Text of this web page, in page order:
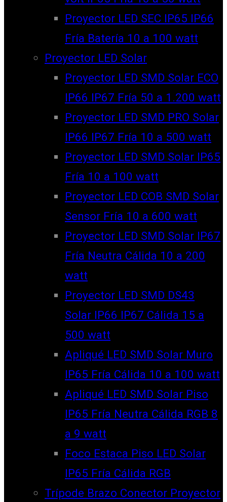
Proyector LED SEC IP65 IP66
Fría Batería 10 a 100 watt
Proyector LED Solar
Proyector LED SMD Solar ECO
IP66 IP67 Fría 50 a 1.200 watt
Proyector LED SMD PRO Solar
IP66 IP67 Fría 10 a 500 watt
Proyector LED SMD Solar IP65
Fría 10 a 100 watt
Proyector LED COB SMD Solar
Sensor Fría 10 a 600 watt
Proyector LED SMD Solar IP67
Fría Neutra Cálida 10 a 200
watt
Proyector LED SMD DS43
Solar IP66 IP67 Cálida 15 a
500 watt
Apliqué LED SMD Solar Muro
IP65 Fría Cálida 10 a 100 watt
Apliqué LED SMD Solar Piso
IP65 Fría Neutra Cálida RGB 8
a 9 watt
Foco Estaca Piso LED Solar
IP65 Fría Cálida RGB
Trípode Brazo Conector Proyector